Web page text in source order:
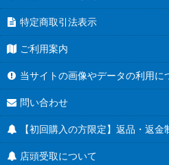
特定商取引法表示
ご利用案内
当サイトの画像やデータの利用に
問い合わせ
【初回購入の方限定】返品・返金
店頭受取について